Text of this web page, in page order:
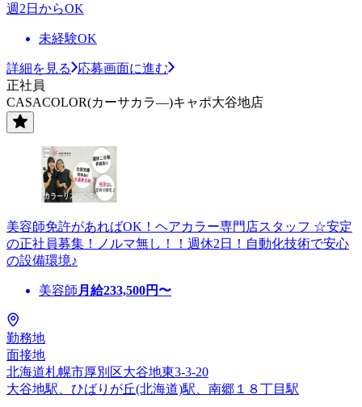
週2日からOK
未経験OK
詳細を見る
応募画面に進む
正社員
CASACOLOR(カーサカラ―)キャポ大谷地店
美容師免許があればOK！ヘアカラー専門店スタッフ ☆安定
の正社員募集！ノルマ無し！！週休2日！自動化技術で安心
の設備環境♪
美容師 月給233,500円〜
勤務地
面接地
北海道札幌市厚別区大谷地東3-3-20
大谷地駅、ひばりが丘(北海道)駅、南郷１８丁目駅